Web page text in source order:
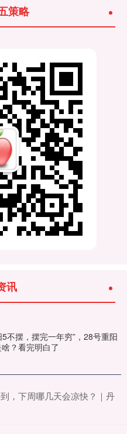
策略
讯
5不摆，摆完一年穷”，28号重阳
？看完明白了
，下周哪几天会凉快？｜丹